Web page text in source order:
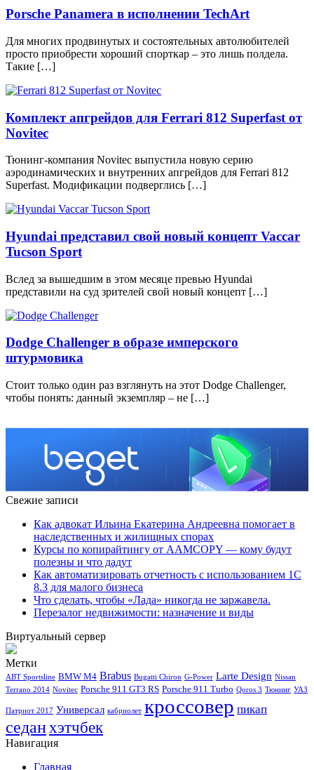
Porsche Panamera в исполнении TechArt
Для многих продвинутых и состоятельных автолюбителей
просто приобрести хороший спорткар – это лишь полдела.
Такие […]
Комплект апгрейдов для Ferrari 812 Superfast от
Novitec
Тюнинг-компания Novitec выпустила новую серию
аэродинамических и внутренних апгрейдов для Ferrari 812
Superfast. Модификации подверглись […]
Hyundai представил свой новый концепт Vaccar
Tucson Sport
Вслед за вышедшим в этом месяце превью Hyundai
представили на суд зрителей свой новый концепт […]
Dodge Challenger в образе имперского
штурмовика
Стоит только один раз взглянуть на этот Dodge Challenger,
чтобы понять: данный экземпляр – не […]
Свежие записи
Как адвокат Ильина Екатерина Андреевна помогает в
наследственных и жилищных спорах
Курсы по копирайтингу от AAMCOPY — кому будут
полезны и что дадут
Как автоматизировать отчетность с использованием 1С
8.3 для малого бизнеса
Что сделать, чтобы «Лада» никогда не заржавела.
Перезалог недвижимости: назначение и виды
Виртуальный сервер
Метки
ABT Sportsline BMW M4 Brabus Bugatti Chiron G-Power Larte Design Nissan
Terrano 2014 Novitec Porsche 911 GT3 RS Porsche 911 Turbo Qoros 3 Тюнинг УАЗ
Патриот 2017 Универсал кабриолет кроссовер пикап
седанхэтчбек
Навигация
Главная